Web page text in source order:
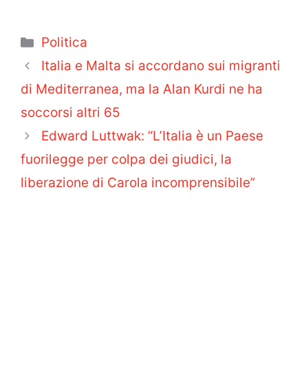
Categorie
Politica
Italia e Malta si accordano sui migranti
di Mediterranea, ma la Alan Kurdi ne ha
soccorsi altri 65
Edward Luttwak: “L’Italia è un Paese
fuorilegge per colpa dei giudici, la
liberazione di Carola incomprensibile”